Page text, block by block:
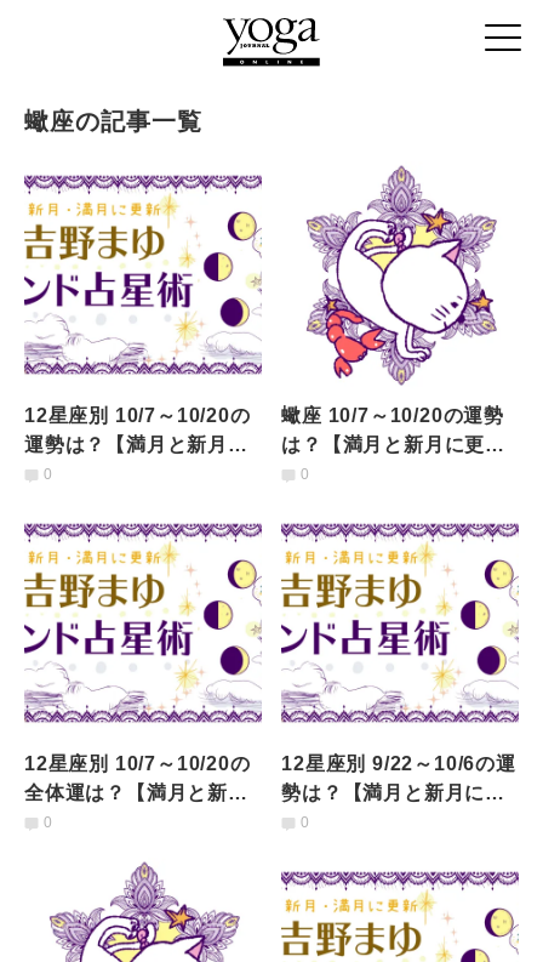
蠍座の記事一覧
12星座別 10/7～10/20の
運勢は？【満月と新月に
更新！インド占星術】
0
蠍座 10/7～10/20の運勢
は？【満月と新月に更
新！インド占星術】
0
12星座別 10/7～10/20の
全体運は？【満月と新月
に更新！インド占星術】
0
12星座別 9/22～10/6の運
勢は？【満月と新月に更
新！インド占星術】
0